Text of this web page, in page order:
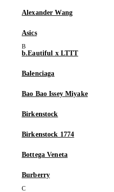
Alexander Wang
Asics
b.Eautiful x LTTT
Balenciaga
Bao Bao Issey Miyake
Birkenstock
Birkenstock 1774
Bottega Veneta
Burberry